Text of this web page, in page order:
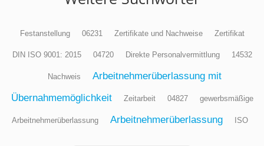
Festanstellung 06231 Zertifikate und Nachweise Zertifikat
DIN ISO 9001: 2015 04720 Direkte Personalvermittlung 14532
Nachweis
Arbeitnehmerüberlassung mit
Übernahmemöglichkeit
Zeitarbeit 04827 gewerbsmäßige
Arbeitnehmerüberlassung Arbeitnehmerüberlassung ISO